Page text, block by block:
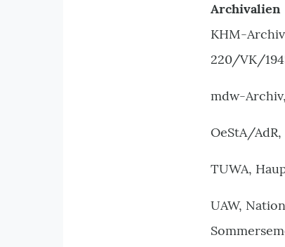
Archivalien
KHM-
220/VK/
mdw-
OeStA/
TUWA,
UAW,